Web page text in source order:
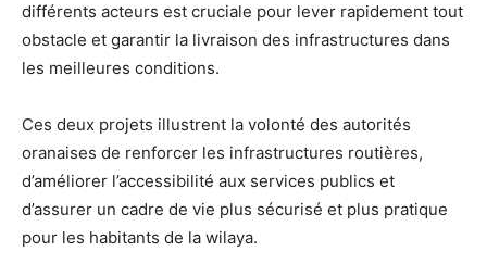
différents acteurs est cruciale pour lever rapidement tout
obstacle et garantir la livraison des infrastructures dans
les meilleures conditions.
Ces deux projets illustrent la volonté des autorités
oranaises de renforcer les infrastructures routières,
d’améliorer l’accessibilité aux services publics et
d’assurer un cadre de vie plus sécurisé et plus pratique
pour les habitants de la wilaya.